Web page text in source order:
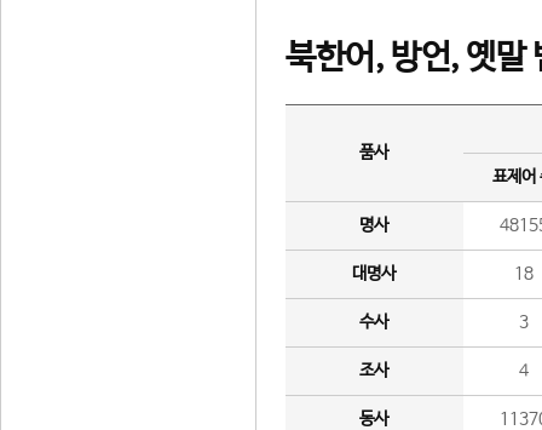
북한어, 방언, 옛말
품사
표제어
명사
대명사 18
수사 3
조사 4
동사